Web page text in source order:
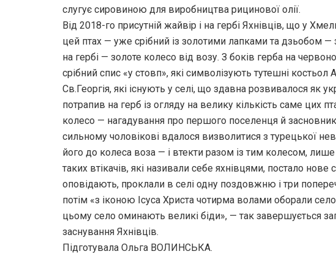
слугує сировиною для виробництва рицинової олії.
Від 2018-го присутній жайвір і на гербі Яхнівців, що у
цей птах — уже срібний із золотими лапками та дзьобом —
на гербі — золоте колесо від возу. З боків герба на
срібний спис «у стовп», які символізують тутешні костьол
Св.Георгія, які існують у селі, що здавна розвивалося як
потрапив на герб із огляду на велику кількість саме цих
колесо — нагадування про першого поселенця й
сильному чоловікові вдалося визволитися з турецької
його до колеса воза — і втекти разом із тим колесом,
таких втікачів, які називали себе яхнівцями, постало
оповідають, проклали в селі одну поздовжню і три
потім «з іконою Ісуса Христа чотирма волами оборали
цьому село оминають великі біди», — так завершується
заснування Яхнівців.
Підготувала Ольга ВОЛИНСЬКА.